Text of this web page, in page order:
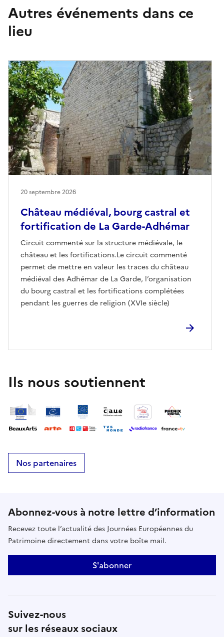
Autres événements dans ce
lieu
Château médiéval, bourg castral et
fortification de La Garde-Adhémar
Circuit commenté sur la structure médiévale, le
château et les fortifications.Le circuit commenté
permet de mettre en valeur les traces du château
médiéval des Adhémar de La Garde, l’organisation
du bourg castral et les fortifications complétées
pendant les guerres de religion (XVIe siècle)
20 septembre 2026
Ils nous soutiennent
Nos partenaires
Abonnez-vous à notre lettre d’information
Recevez toute l’actualité des Journées Européennes du
Patrimoine directement dans votre boîte mail.
S'abonner
Suivez-nous
sur les réseaux sociaux